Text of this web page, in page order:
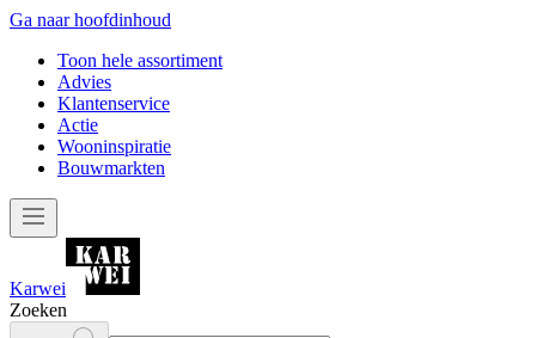
Ga naar hoofdinhoud
Toon hele assortiment
Advies
Klantenservice
Actie
Wooninspiratie
Bouwmarkten
Karwei
Zoeken